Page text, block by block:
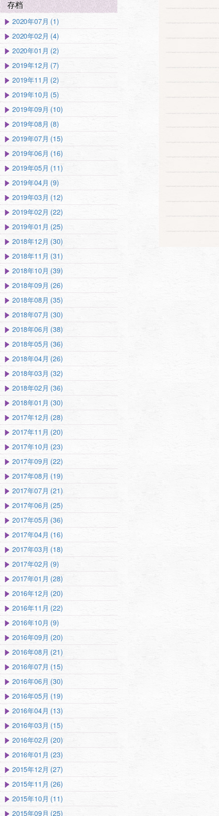
存档
2020年07月 (1)
2020年02月 (4)
2020年01月 (2)
2019年12月 (7)
2019年11月 (2)
2019年10月 (5)
2019年09月 (10)
2019年08月 (8)
2019年07月 (15)
2019年06月 (16)
2019年05月 (11)
2019年04月 (9)
2019年03月 (12)
2019年02月 (22)
2019年01月 (25)
2018年12月 (30)
2018年11月 (31)
2018年10月 (39)
2018年09月 (26)
2018年08月 (35)
2018年07月 (30)
2018年06月 (38)
2018年05月 (36)
2018年04月 (26)
2018年03月 (32)
2018年02月 (36)
2018年01月 (30)
2017年12月 (28)
2017年11月 (20)
2017年10月 (23)
2017年09月 (22)
2017年08月 (19)
2017年07月 (21)
2017年06月 (25)
2017年05月 (36)
2017年04月 (16)
2017年03月 (18)
2017年02月 (9)
2017年01月 (28)
2016年12月 (20)
2016年11月 (22)
2016年10月 (9)
2016年09月 (20)
2016年08月 (21)
2016年07月 (15)
2016年06月 (30)
2016年05月 (19)
2016年04月 (13)
2016年03月 (15)
2016年02月 (20)
2016年01月 (23)
2015年12月 (27)
2015年11月 (26)
2015年10月 (11)
2015年09月 (25)